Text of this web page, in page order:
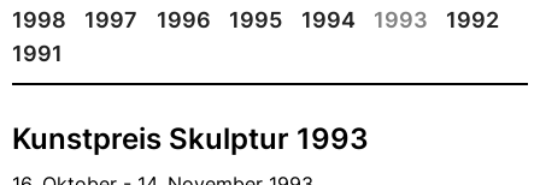
1998
1997 1996 1995 1994 1993
1992
1991
Kunstpreis Skulptur 1993